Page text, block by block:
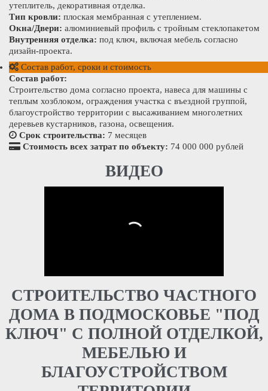
утеплитель, декоративная отделка.
Тип кровли: плоская мембранная с утеплением.
Окна/Двери: алюминиевый профиль с тройным стеклопакетом
Внутренняя отделка: под ключ, включая мебель согласно
дизайн-проекта.
Состав работ, сроки и стоимость
Состав работ:
Строительство дома согласно проекта, навеса для машины с
теплым хозблоком, ограждения участка с въездной группой,
благоустройство территории с высаживанием многолетних
деревьев кустарников, газона, освещения.
Срок строительства: 7 месяцев
Стоимость всех затрат по объекту: 74 000 000 рублей
ВИДЕО
СТРОИТЕЛЬСТВО ЧАСТНОГО
ДОМА В ПОДМОСКОВЬЕ "ПОД
КЛЮЧ" С ПОЛНОЙ ОТДЕЛКОЙ,
МЕБЕЛЬЮ И
БЛАГОУСТРОЙСТВОМ